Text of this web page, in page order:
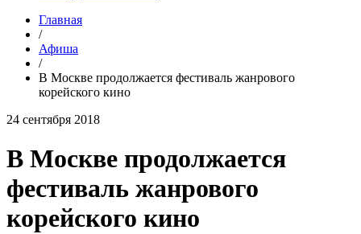
Главная
/
Афиша
/
В Москве продолжается фестиваль жанрового
корейского кино
24 сентября 2018
В Москве продолжается
фестиваль жанрового
корейского кино